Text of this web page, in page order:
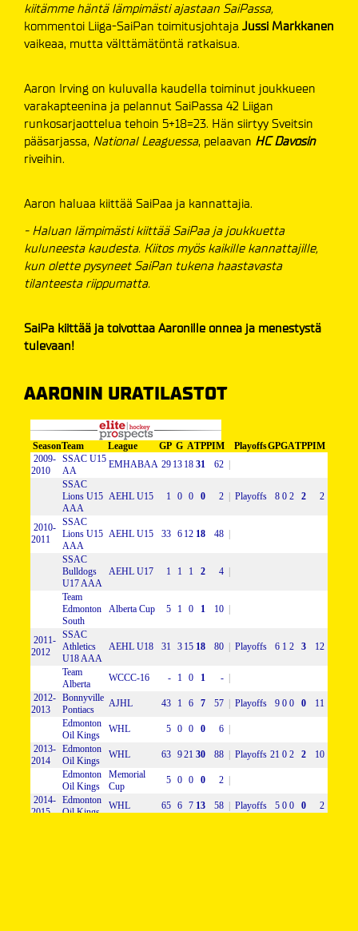
kiitämme häntä lämpimästi ajastaan SaiPassa,
kommentoi Liiga-SaiPan toimitusjohtaja Jussi Markkanen
vaikeaa, mutta välttämätöntä ratkaisua.
Aaron Irving on kuluvalla kaudella toiminut joukkueen
varakapteenina ja pelannut SaiPassa 42 Liigan
runkosarjaottelua tehoin 5+18=23. Hän siirtyy Sveitsin
pääsarjassa, National Leaguessa, pelaavan HC Davosin
riveihin.
Aaron haluaa kiittää SaiPaa ja kannattajia.
- Haluan lämpimästi kiittää SaiPaa ja joukkuetta
kuluneesta kaudesta. Kiitos myös kaikille kannattajille,
kun olette pysyneet SaiPan tukena haastavasta
tilanteesta riippumatta.
SaiPa kiittää ja toivottaa Aaronille onnea ja menestystä
tulevaan!
AARONIN URATILASTOT